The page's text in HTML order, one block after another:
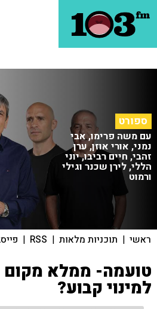
ספורט
עם משה פרימו, אבי
נמני, אורי אוזן, ערן
זהבי, חיים רביבו, יוני
הללי, לירן שכנר וגילי
ורמוט
ראשי | תוכניות מלאות |
RSS
|
טועמה- ממלא מקום
למינוי קבוע?